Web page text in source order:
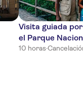
Visita guiada
el Parque
Plitvice
10 horas·